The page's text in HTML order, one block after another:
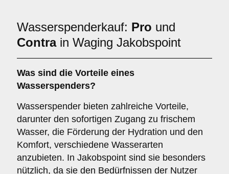
Wasserspenderkauf: Pro und
Contrain Waging Jakobspoint
Was sind die Vorteile eines
Wasserspenders?
Wasserspender bieten zahlreiche Vorteile,
darunter den sofortigen Zugang zu frischem
Wasser, die Förderung der Hydration und den
Komfort, verschiedene Wasserarten
anzubieten. In Jakobspoint sind sie besonders
nützlich, da sie den Bedürfnissen der Nutzer